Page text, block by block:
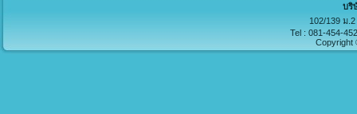
บริ
102/139 ม
Tel : 081-454-
Copyright